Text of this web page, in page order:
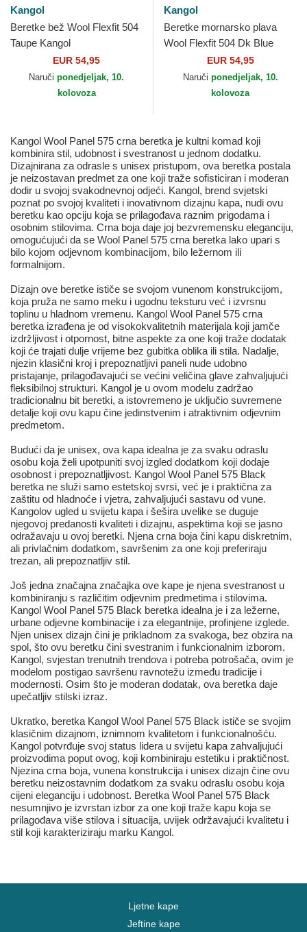
Kangol
Beretke bež Wool Flexfit 504
Taupe Kangol
EUR 54,95
Naruči ponedjeljak, 10.
kolovoza
Kangol
Beretke mornarsko plava
Wool Flexfit 504 Dk Blue
EUR 54,95
Naruči ponedjeljak, 10.
kolovoza
Kangol Wool Panel 575 crna beretka je kultni komad koji
kombinira stil, udobnost i svestranost u jednom dodatku.
Dizajnirana za odrasle s unisex pristupom, ova beretka postala
je neizostavan predmet za one koji traže sofisticiran i moderan
dodir u svojoj svakodnevnoj odjeći. Kangol, brend svjetski
poznat po svojoj kvaliteti i inovativnom dizajnu kapa, nudi ovu
beretku kao opciju koja se prilagođava raznim prigodama i
osobnim stilovima. Crna boja daje joj bezvremensku eleganciju,
omogućujući da se Wool Panel 575 crna beretka lako upari s
bilo kojom odjevnom kombinacijom, bilo ležernom ili
formalnijom.
Dizajn ove beretke ističe se svojom vunenom konstrukcijom,
koja pruža ne samo meku i ugodnu teksturu već i izvrsnu
toplinu u hladnom vremenu. Kangol Wool Panel 575 crna
beretka izrađena je od visokokvalitetnih materijala koji jamče
izdržljivost i otpornost, bitne aspekte za one koji traže dodatak
koji će trajati dulje vrijeme bez gubitka oblika ili stila. Nadalje,
njezin klasični kroj i prepoznatljivi paneli nude udobno
pristajanje, prilagođavajući se većini veličina glave zahvaljujući
fleksibilnoj strukturi. Kangol je u ovom modelu zadržao
tradicionalnu bit beretki, a istovremeno je uključio suvremene
detalje koji ovu kapu čine jedinstvenim i atraktivnim odjevnim
predmetom.
Budući da je unisex, ova kapa idealna je za svaku odraslu
osobu koja želi upotpuniti svoj izgled dodatkom koji dodaje
osobnost i prepoznatljivost. Kangol Wool Panel 575 Black
beretka ne služi samo estetskoj svrsi, već je i praktična za
zaštitu od hladnoće i vjetra, zahvaljujući sastavu od vune.
Kangolov ugled u svijetu kapa i šešira uvelike se duguje
njegovoj predanosti kvaliteti i dizajnu, aspektima koji se jasno
odražavaju u ovoj beretki. Njena crna boja čini kapu diskretnim,
ali privlačnim dodatkom, savršenim za one koji preferiraju
trezan, ali prepoznatljiv stil.
Još jedna značajna značajka ove kape je njena svestranost u
kombiniranju s različitim odjevnim predmetima i stilovima.
Kangol Wool Panel 575 Black beretka idealna je i za ležerne,
urbane odjevne kombinacije i za elegantnije, profinjene izglede.
Njen unisex dizajn čini je prikladnom za svakoga, bez obzira na
spol, što ovu beretku čini svestranim i funkcionalnim izborom.
Kangol, svjestan trenutnih trendova i potreba potrošača, ovim je
modelom postigao savršenu ravnotežu između tradicije i
modernosti. Osim što je moderan dodatak, ova beretka daje
upečatljiv stilski izraz.
Ukratko, beretka Kangol Wool Panel 575 Black ističe se svojim
klasičnim dizajnom, iznimnom kvalitetom i funkcionalnošću.
Kangol potvrđuje svoj status lidera u svijetu kapa zahvaljujući
proizvodima poput ovog, koji kombiniraju estetiku i praktičnost.
Njezina crna boja, vunena konstrukcija i unisex dizajn čine ovu
beretku neizostavnim dodatkom za svaku odraslu osobu koja
cijeni eleganciju i udobnost. Beretka Wool Panel 575 Black
nesumnjivo je izvrstan izbor za one koji traže kapu koja se
prilagođava više stilova i situacija, uvijek održavajući kvalitetu i
stil koji karakteriziraju marku Kangol.
Ljetne kape
Jeftine kape